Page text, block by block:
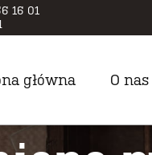
16 01
główna O nas